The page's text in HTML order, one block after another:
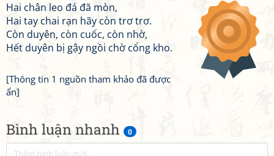
Bình luận nhanh 0
Hai chân leo đá đã mòn,
Hai tay chai rạn hãy còn trơ trơ.
Còn duyên, còn cuốc, còn nhờ,
Hết duyên bị gậy ngồi chờ cổng kho.
[Thông tin 1 nguồn tham khảo đã được
ẩn]